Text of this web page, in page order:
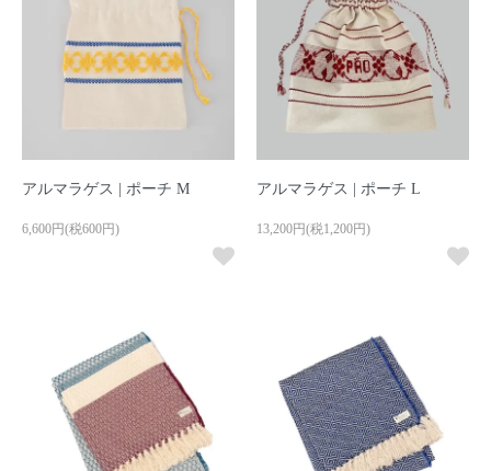
アルマラゲス | ポーチ M
6,600円(税600円)
アルマラゲス | ポーチ L
13,200円(税1,200円)